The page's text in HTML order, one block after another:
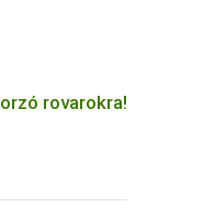
rovarokra!